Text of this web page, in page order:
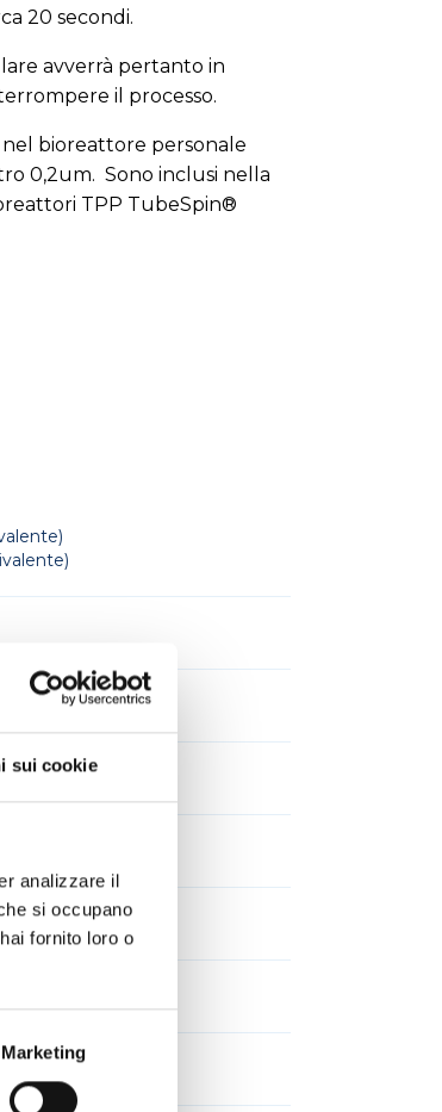
sui cookie
analizzare il
si occupano
fornito loro o
Marketing
20 secondi.
avverrà pertanto in
il processo.
bioreattore personale
0,2um. Sono inclusi nella
TPP TubeSpin®